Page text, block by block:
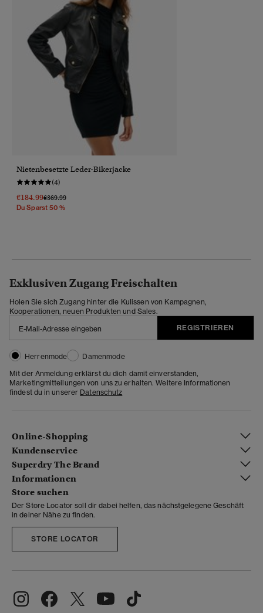
Nietenbesetzte Leder-Bikerjacke
(4)
€184.99Preis Wurde Reduziert Von
€369.99Bis
Du Sparst 50 %
Exklusiven Zugang Freischalten
Holen Sie sich Zugang hinter die Kulissen von Kampagnen,
Kooperationen, neuen Produkten und Sales.
REGISTRIEREN
Herrenmode
Damenmode
Mit der Anmeldung erklärst du dich damit einverstanden,
Marketingmitteilungen von uns zu erhalten. Weitere Informationen
findest du in unserer Datenschutz
Online-Shopping
Kundenservice
Superdry The Brand
Informationen
Store suchen
Der Store Locator soll dir dabei helfen, das nächstgelegene Geschäft
in deiner Nähe zu finden.
STORE LOCATOR